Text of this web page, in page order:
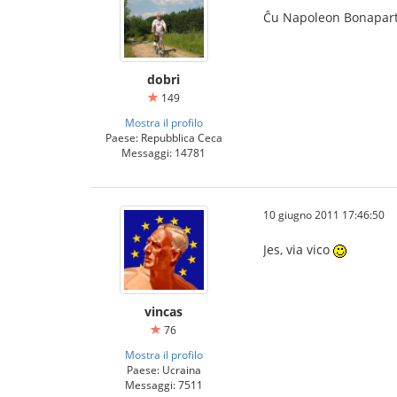
dobri
149
Mostra il profilo
Paese: Repubblica Ceca
Messaggi: 14781
Ĉu Napoleon
vincas
76
Mostra il profilo
Paese: Ucraina
Messaggi: 7511
10 giugno 2011 17:46:50
Jes, via vico